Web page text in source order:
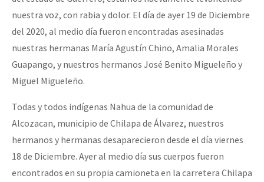
Medios Libres
COVID-19
Eventos
nuestra voz, con rabia y dolor. El día de ayer 19 de Diciembre
del 2020, al medio día fueron encontradas asesinadas
nuestras hermanas María Agustín Chino, Amalia Morales
Guapango, y nuestros hermanos José Benito Migueleño y
Miguel Migueleño.
Todas y todos indígenas Nahua de la comunidad de
Alcozacan, municipio de Chilapa de Álvarez, nuestros
hermanos y hermanas desaparecieron desde el día viernes
18 de Diciembre. Ayer al medio día sus cuerpos fueron
encontrados en su propia camioneta en la carretera Chilapa